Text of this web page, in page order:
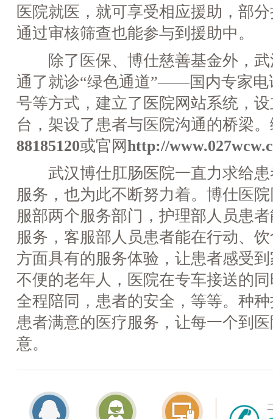
医院就医，就可享受相应援助，部
通过审核筛查也能参与到援助中。
除了医保、博仕慈善基金外，武
通了就诊“绿色通道”——国内专家电
号等方式，建立了医院网站系统，
台，架设了患者与医院沟通的桥梁
88185120或官网http://
武汉博仕肛肠医院一直力求给患
服务，也为此不断努力着。博仕医
服部两个服务部门，护理部人员患
服务，客服部人员患者能在行动、
方面具有的服务体验，让患者感受
不便的老年人，医院在专车接送的
全程陪同，患者的安全，等等。种
患者满意的医疗服务，让每一个到
意。